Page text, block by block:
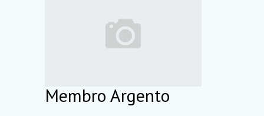
Membro Argento